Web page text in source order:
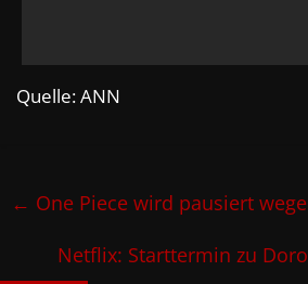
Quelle: ANN
← One Piece wird pausiert
Netflix: Starttermin zu